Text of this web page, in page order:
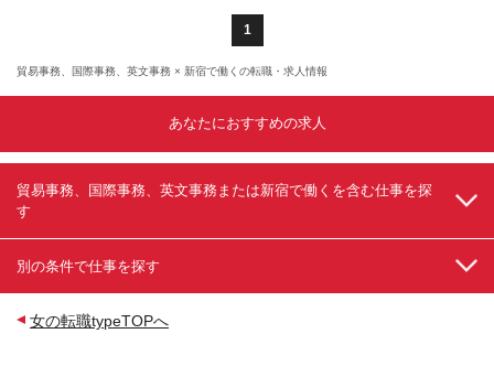
1
貿易事務、国際事務、英文事務 × 新宿で働くの転職・求人情報
あなたにおすすめの求人
貿易事務、国際事務、英文事務または新宿で働くを含む仕事を探
す
別の条件で仕事を探す
女の転職typeTOPへ